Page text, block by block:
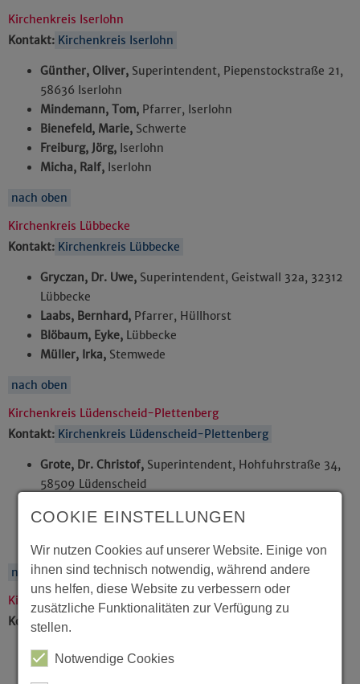
Kirchenkreis Iserlohn
Kontakt: Kirchenkreis Iserlohn
Günther, Oliver, Superintendent, Piepenstockstraße 21,
58636 Iserlohn
Mindemann, Tom, Pfarrer, Iserlohn
Bienefeld, Marie, Schwerte
Freiburg, Jörg, Iserlohn
Micha, Ralf, Iserlohn
nach oben
Kirchenkreis Lübbecke
Kontakt: Kirchenkreis Lübbecke
Gryczan, Dr. Uwe, Superintendent, Geistwall 32a, 32312
Lübbecke
Laabs, Bernhard, Pfarrer, Hüllhorst
Blöbaum, Eyke, Lübbecke
Müller, Irka, Stemwede
nach oben
Kirchenkreis Lüdenscheid-Plettenberg
Kontakt: Kirchenkreis Lüdenscheid-Plettenberg
Grote, Dr. Christof, Superintendent, Hohfuhrstraße 34,
58509 Lüdenscheid
Cordt, Martin, Lüdenscheid
Esken, Heike,
Halver
nach oben
Kirchenkreis Minden
Kontakt: Kirchenkreis Minden
Mertins, Michael,
Superintendent, Rosentalstraße 6,
32423 Minden
COOKIE EINSTELLUNGEN
Wir nutzen Cookies auf unserer Website. Einige von
ihnen sind technisch notwendig, während andere
uns helfen, diese Website zu verbessern oder
zusätzliche Funktionalitäten zur Verfügung zu
stellen.
Notwendige Cookies